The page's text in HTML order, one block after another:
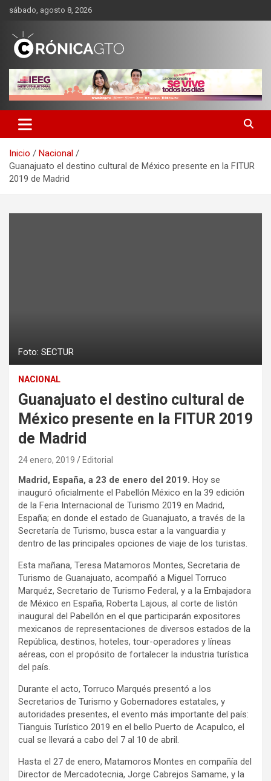
Saltar
contenido
sábado, agosto 8, 2026
CRONICA GUANAJUATO
Inicio
Nacional
Guanajuato el destino cultural de México presente en la FITUR
2019 de Madrid
Foto: SECTUR
NACIONAL
Guanajuato el destino cultural de
México presente en la FITUR 2019
de Madrid
24 enero, 2019 Editorial
Madrid, España, a 23 de enero del 2019. Hoy se
inauguró oficialmente el Pabellón México en la 39 edición
de la Feria Internacional de Turismo 2019 en Madrid,
España; en donde el estado de Guanajuato, a través de la
Secretaría de Turismo, busca estar a la vanguardia y
dentro de las principales opciones de viaje de los turistas.
Esta mañana, Teresa Matamoros Montes, Secretaria de
Turismo de Guanajuato, acompañó a Miguel Torruco
Marquéz, Secretario de Turismo Federal, y a la Embajadora
de México en España, Roberta Lajous, al corte de listón
inaugural del Pabellón en el que participarán expositores
mexicanos de representaciones de diversos estados de la
República, destinos, hoteles, tour-operadores y líneas
aéreas, con el propósito de fortalecer la industria turística
del país.
Durante el acto, Torruco Marqués presentó a los
Secretarios de Turismo y Gobernadores estatales, y
autoridades presentes, el evento más importante del país:
Tianguis Turístico 2019 en el bello Puerto de Acapulco, el
cual se llevará a cabo del 7 al 10 de abril.
Hasta el 27 de enero, Matamoros Montes en compañía del
Director de Mercadotecnia, Jorge Cabrejos Samame, y la